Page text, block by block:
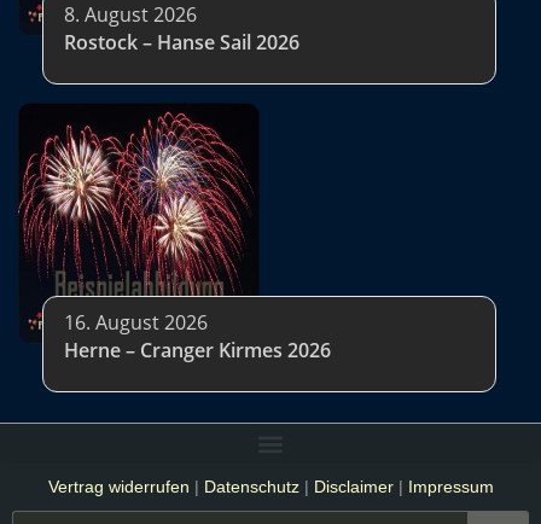
8. August 2026
Rostock – Hanse Sail 2026
16. August 2026
Herne – Cranger Kirmes 2026
Vertrag widerrufen | Datenschutz| Disclaimer| Impressum